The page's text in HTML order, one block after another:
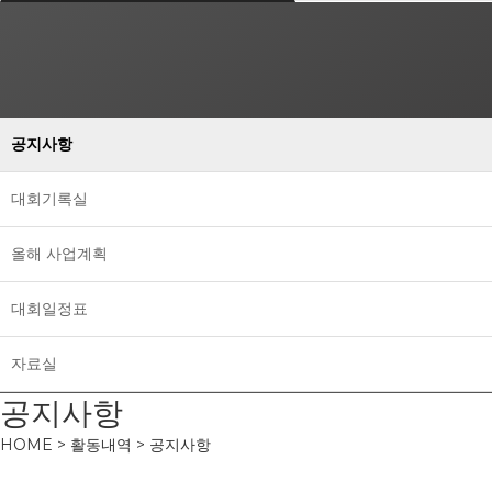
공지사항
대회기록실
올해 사업계획
대회일정표
자료실
공지사항
HOME > 활동내역 > 공지사항